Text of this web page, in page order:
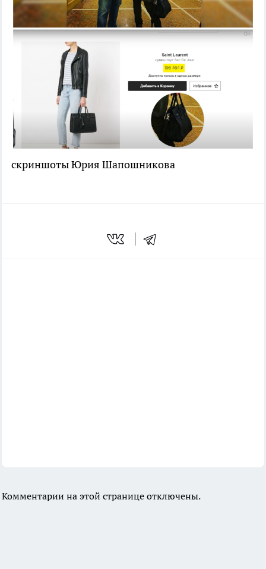
скриншоты Юрия Шапошникова
Комментарии на этой странице отключены.